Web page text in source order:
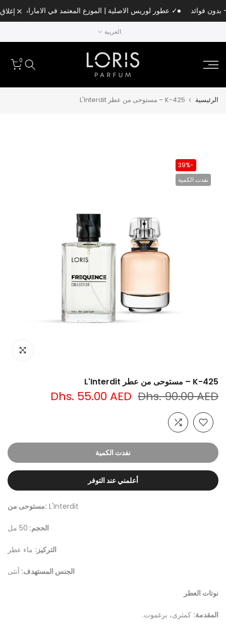
الانتقال
إلى
✓ عطور لوريس الاصلية | الموزع المعتمد في الاماراتإغلاق
العربية
0
الرئيسية K-425 – مستوحى من عطر L'Interdit
-39%
نفدت الكمية
انقر للتكبير
K-425 – مستوحى من عطر L'Interdit
Dhs. 90.00 AED
Dhs. 55.00 AED
نفدت الكمية
أعلمني عند التوفر
مستوحى من: L'Interdit
الحجم: 50 مل
التركيز: ماء عطر
الجنس المستهدف: أنثى
نوتات العطر
المقدمة: كمثرى، برغموت.